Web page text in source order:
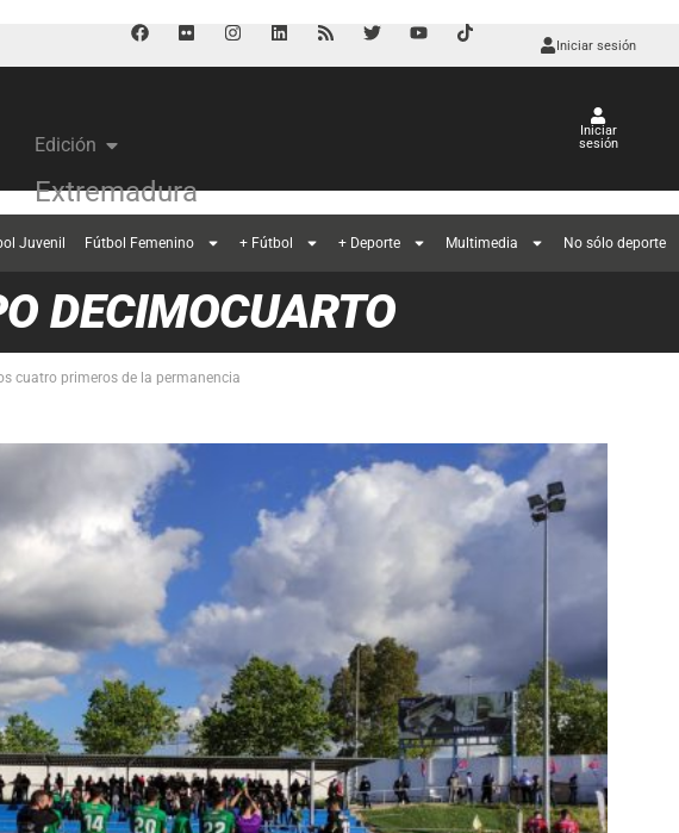
Iniciar sesión
Edición
Extremadura
Iniciar
sesión
Juvenil Fútbol Femenino + Fútbol + Deporte Multimedia No sólo deporte
DECIMOCUARTO
cuatro primeros de la permanencia